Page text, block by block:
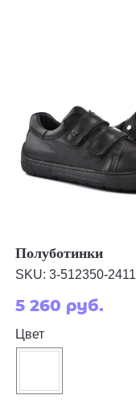
Полуботинки
SKU: 3-512350-2411
5 260 руб.
Цвет